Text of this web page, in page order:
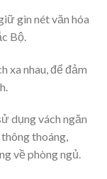
gìn nét văn hóa
Bộ.
xa nhau, để đảm
dụng vách ngăn
thoáng,
về phòng ngủ.